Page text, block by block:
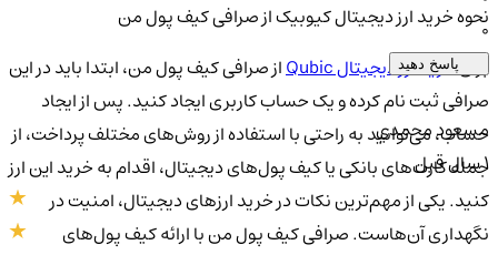
نحوه خرید ارز دیجیتال کیوبیک از صرافی کیف پول من
برایخرید ارز دیجیتال Qubic
از صرافی کیف پول من، ابتدا باید در این
صرافی ثبت نام کرده و یک حساب کاربری ایجاد کنید. پس از ایجاد
حساب، می‌توانید به راحتی با استفاده از روش‌های مختلف پرداخت، از
جمله کارت‌های بانکی یا کیف پول‌های دیجیتال، اقدام به خرید این ارز
کنید. یکی از مهم‌ترین نکات در خرید ارزهای دیجیتال، امنیت در
نگهداری آن‌هاست. صرافی کیف پول من با ارائه کیف پول‌های
پاسخ دهید
مسعود محمدي